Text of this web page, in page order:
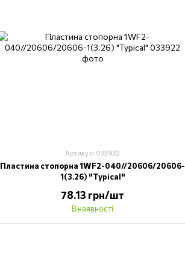
Артикул: 033922
Пластина стопорна 1WF2-040//20606/20606-
1(3.26) "Typical"
78.13 грн/шт
В наявності